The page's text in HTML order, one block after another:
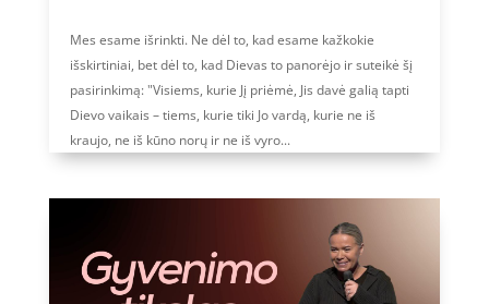
Mes esame išrinkti. Ne dėl to, kad esame kažkokie
išskirtiniai, bet dėl to, kad Dievas to panorėjo ir suteikė šį
pasirinkimą: "Visiems, kurie Jį priėmė, Jis davė galią tapti
Dievo vaikais – tiems, kurie tiki Jo vardą, kurie ne iš
kraujo, ne iš kūno norų ir ne iš vyro...